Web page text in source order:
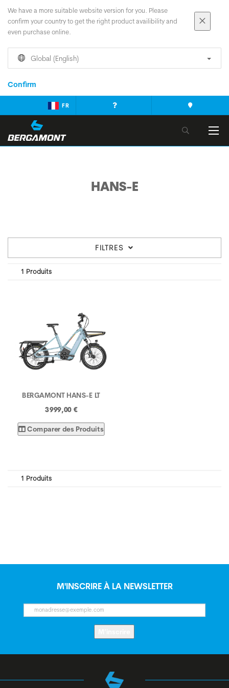
We have a more suitable website version for you. Please
confirm your country to get the right product availibility and
even purchase online.
Global (English)
Confirm
FR
HANS-E
FILTRES
1 Produits
BERGAMONT HANS-E LT
3 999,00 €
Comparer des Produits
1 Produits
M'INSCRIRE À LA NEWSLETTER